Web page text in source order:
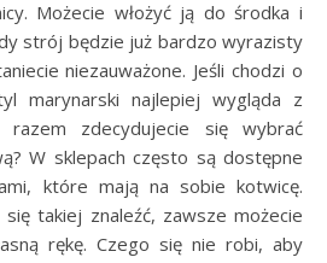
Możecie włożyć ją do środka i
strój będzie już bardzo wyrazisty
niezauważone. Jeśli chodzi o
marynarski najlepiej wygląda z
zdecydujecie się wybrać
W sklepach często są dostępne
które mają na sobie kotwicę.
się takiej znaleźć, zawsze możecie
rękę. Czego się nie robi, aby